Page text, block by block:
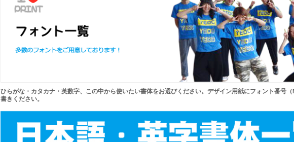
ひらがな・カタカナ・英数字、この中から使いたい書体をお選びください。デザイン用紙にフォント番号
書きください。